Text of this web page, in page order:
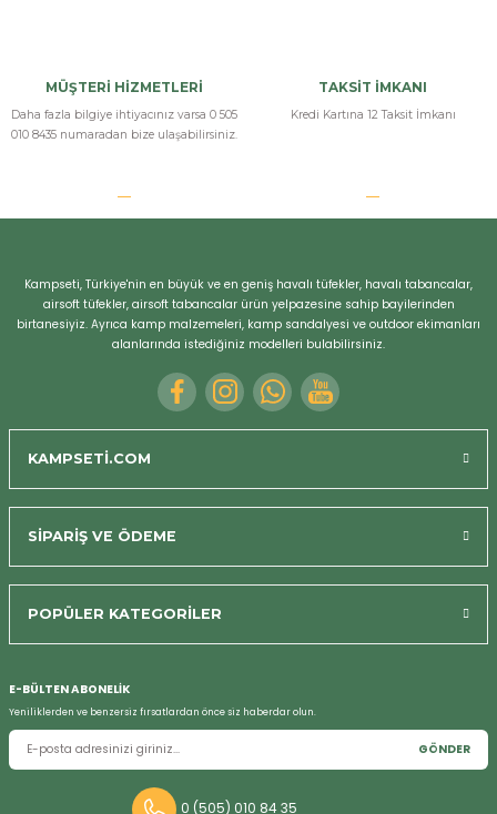
MÜŞTERİ HİZMETLERİ
Daha fazla bilgiye ihtiyacınız varsa 0 505
010 8435 numaradan bize ulaşabilirsiniz.
TAKSİT İMKANI
Kredi Kartına 12 Taksit İmkanı
Kampseti, Türkiye'nin en büyük ve en geniş havalı tüfekler, havalı tabancalar,
airsoft tüfekler, airsoft tabancalar ürün yelpazesine sahip bayilerinden
birtanesiyiz. Ayrıca kamp malzemeleri, kamp sandalyesi ve outdoor ekimanları
alanlarında istediğiniz modelleri bulabilirsiniz.
KAMPSETİ.COM
SİPARİŞ VE ÖDEME
POPÜLER KATEGORİLER
E-BÜLTEN ABONELİK
Yeniliklerden ve benzersiz fırsatlardan önce siz haberdar olun.
GÖNDER
0 (505) 010 84 35
Bizi Arayın